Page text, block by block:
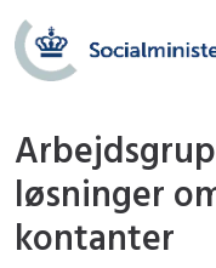
løsninger
kontanter